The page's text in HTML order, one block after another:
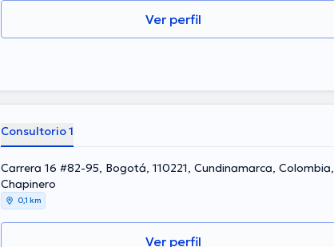
Ver perfil
Consultorio 1
Carrera 16 #82-95, Bogotá, 110221, Cundinamarca, Colombia,
Chapinero
0,1 km
Ver perfil